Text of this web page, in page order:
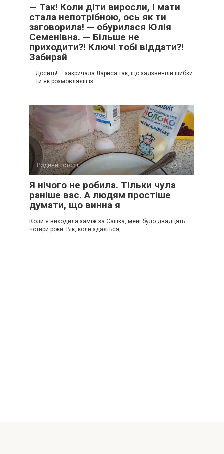
— Так! Коли діти виросли, і мати
стала непотрібною, ось як ти
заговорила! — обурилася Юлія
Семенівна. — Більше не
приходити?! Ключі тобі віддати?!
Забирай
— Досить! — закричала Лариса так, що задзвеніли шибки.
— Ти як розмовляєш із
Родинні історії 0
Я нічого не робила. Тільки чула
раніше вас. А людям простіше
думати, що винна я
Коли я виходила заміж за Сашка, мені було двадцять
чотири роки. Вік, коли здається,